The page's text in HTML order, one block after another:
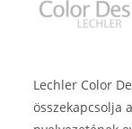
Lechler Color
összekapcsolja